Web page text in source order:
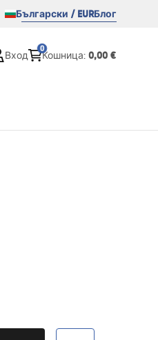
Български / EURБлог
Вход
0
Кошница: 0,00 €